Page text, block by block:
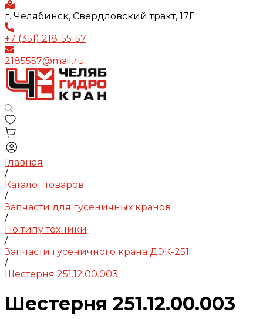
г. Челябинск, Свердловский тракт, 17Г
+7 (351) 218-55-57
2185557@mail.ru
Главная
/
Каталог товаров
/
Запчасти для гусеничных кранов
/
По типу техники
/
Запчасти гусеничного крана ДЭК-251
/
Шестерня 251.12.00.003
Шестерня 251.12.00.003